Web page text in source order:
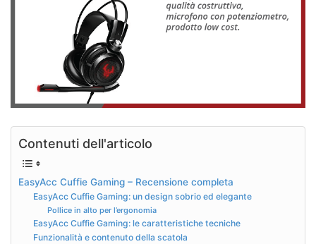
Contenuti dell'articolo
EasyAcc Cuffie Gaming – Recensione completa
EasyAcc Cuffie Gaming: un design sobrio ed elegante
Pollice in alto per l’ergonomia
EasyAcc Cuffie Gaming: le caratteristiche tecniche
Funzionalità e contenuto della scatola